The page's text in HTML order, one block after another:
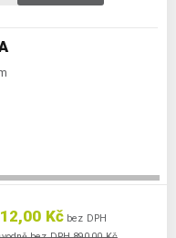
Kč bez DPH